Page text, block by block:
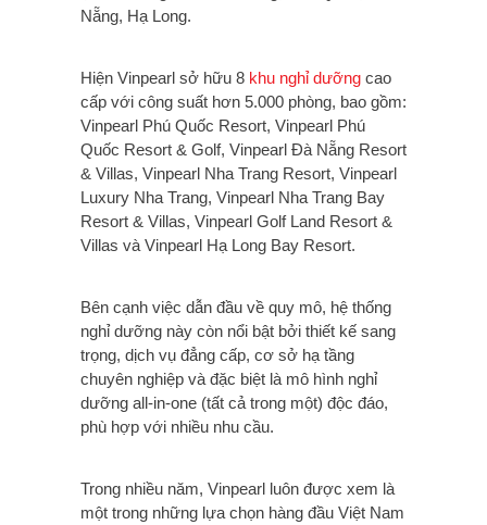
Nẵng, Hạ Long.
Hiện Vinpearl sở hữu 8 khu nghỉ dưỡng cao
cấp với công suất hơn 5.000 phòng, bao gồm:
Vinpearl Phú Quốc Resort, Vinpearl Phú
Quốc Resort & Golf, Vinpearl Đà Nẵng Resort
& Villas, Vinpearl Nha Trang Resort, Vinpearl
Luxury Nha Trang, Vinpearl Nha Trang Bay
Resort & Villas, Vinpearl Golf Land Resort &
Villas và Vinpearl Hạ Long Bay Resort.
Bên cạnh việc dẫn đầu về quy mô, hệ thống
nghỉ dưỡng này còn nổi bật bởi thiết kế sang
trọng, dịch vụ đẳng cấp, cơ sở hạ tầng
chuyên nghiệp và đặc biệt là mô hình nghỉ
dưỡng all-in-one (tất cả trong một) độc đáo,
phù hợp với nhiều nhu cầu.
Trong nhiều năm, Vinpearl luôn được xem là
một trong những lựa chọn hàng đầu Việt Nam